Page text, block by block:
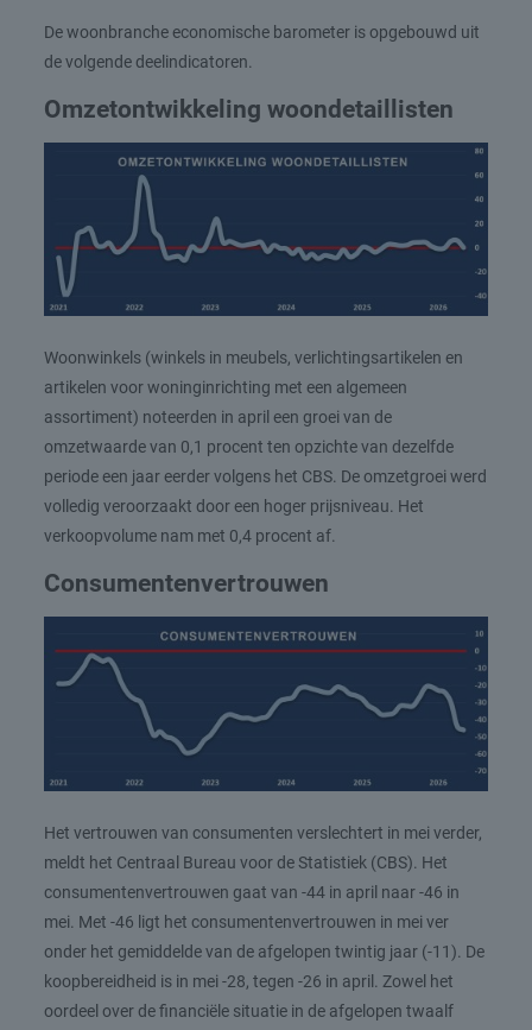
De woonbranche economische barometer is opgebouwd uit
de volgende deelindicatoren.
Omzetontwikkeling woondetaillisten
Woonwinkels (winkels in meubels, verlichtingsartikelen en
artikelen voor woninginrichting met een algemeen
assortiment) noteerden in april een groei van de
omzetwaarde van 0,1 procent ten opzichte van dezelfde
periode een jaar eerder volgens het CBS. De omzetgroei werd
volledig veroorzaakt door een hoger prijsniveau. Het
verkoopvolume nam met 0,4 procent af.
Consumentenvertrouwen
Het vertrouwen van consumenten verslechtert in mei verder,
meldt het Centraal Bureau voor de Statistiek (CBS). Het
consumentenvertrouwen gaat van -44 in april naar -46 in
mei. Met -46 ligt het consumentenvertrouwen in mei ver
onder het gemiddelde van de afgelopen twintig jaar (-11). De
koopbereidheid is in mei -28, tegen -26 in april. Zowel het
oordeel over de financiële situatie in de afgelopen twaalf